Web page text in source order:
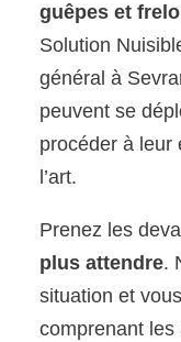
guêpes et
Solution
général à
peuvent se
procéder à leur
l’art.
Prenez les
plus attendre.
situation et
comprenant